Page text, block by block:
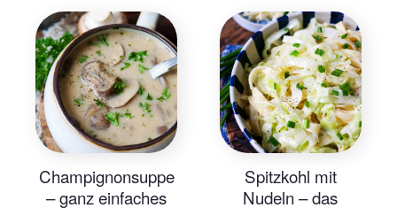
Champignonsuppe
– ganz einfaches
Spitzkohl mit
Nudeln – das